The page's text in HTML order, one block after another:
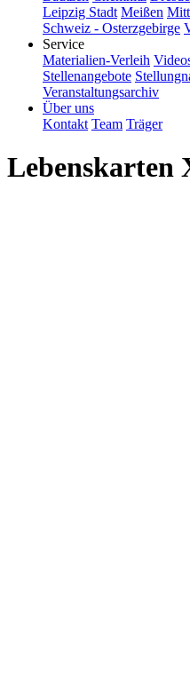
Leipzig Stadt Meißen
Schweiz - Osterzgebirge
Service
Materialien-Verleih
Stellenangebote
Veranstaltungsarchiv
Über uns
Kontakt Team Träger